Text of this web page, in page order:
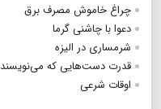
چراغ خاموش مصرف برق
دعوا با چاشنی گرما
شرمساری در الیزه
قدرت دست‌هایی که می‌نویسند
اوقات شرعی